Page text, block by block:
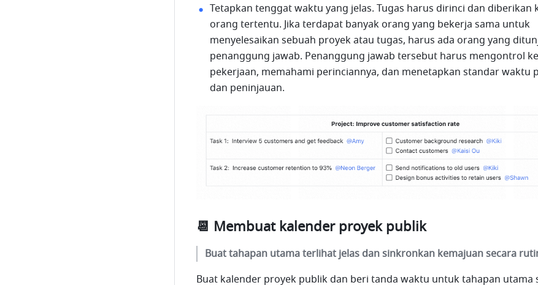
Tetapkan tenggat waktu yang jelas. Tugas harus dirinci dan diberikan
orang tertentu. Jika terdapat banyak orang yang bekerja sama untuk
menyelesaikan sebuah proyek atau tugas, harus ada orang yang
penanggung jawab. Penanggung jawab tersebut harus mengontrol
pekerjaan, memahami perinciannya, dan menetapkan standar waktu
dan peninjauan.
📆 Membuat kalender proyek publik
Buat tahapan utama terlihat jelas dan sinkronkan kemajuan secara
Buat kalender proyek publik dan beri tanda waktu untuk tahapan utama